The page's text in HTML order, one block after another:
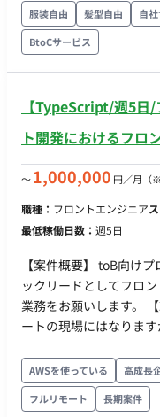
UI／UXの改善 ・既存コ
スチューニング ・生成AIを活
・プログラミング：
FW：NestJS, Hasura,
Redis, ScyllaDB ・イン
Run
服装自由 髪型自由
自
BtoCサービス
【TypeScript/週5日
ト開発におけるフロ
〜1,000,000 円／月 （
職種： フロントエンジニア
最低稼働日数： 週5日
【案件概要】 toB向け
ックリードとしてフロ
業務をお願いします。 【就業形態について】 基本的にフルリモ
ートの現場にはなりま
月〜 ・出社：フルリモ
・期間：長期予定 ・時
(定期的な打合わせの対応必須) ・
AWSを使っている 高成長
フルリモート
長期案件